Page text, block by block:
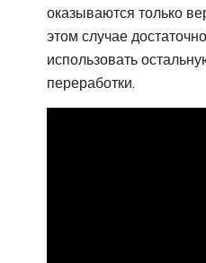
оказываются только
этом случае
использовать
переработки.